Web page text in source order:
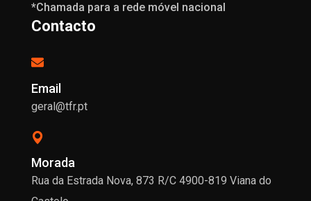
*Chamada para a rede móvel nacional
Contacto
Email
geral@tfr.pt
Morada
Rua da Estrada Nova, 873 R/C 4900-819 Viana do